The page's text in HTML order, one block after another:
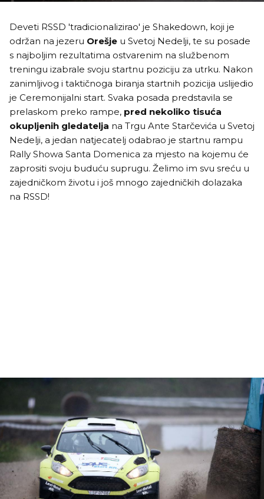
Deveti RSSD 'tradicionalizirao' je Shakedown, koji je
održan na jezeru Orešje u Svetoj Nedelji, te su posade
s najboljim rezultatima ostvarenim na službenom
treningu izabrale svoju startnu poziciju za utrku. Nakon
zanimljivog i taktičnoga biranja startnih pozicija uslijedio
je Ceremonijalni start. Svaka posada predstavila se
prelaskom preko rampe, pred nekoliko tisuća
okupljenih gledatelja na Trgu Ante Starčevića u Svetoj
Nedelji, a jedan natjecatelj odabrao je startnu rampu
Rally Showa Santa Domenica za mjesto na kojemu će
zaprositi svoju buduću suprugu. Želimo im svu sreću u
zajedničkom životu i još mnogo zajedničkih dolazaka
na RSSD!